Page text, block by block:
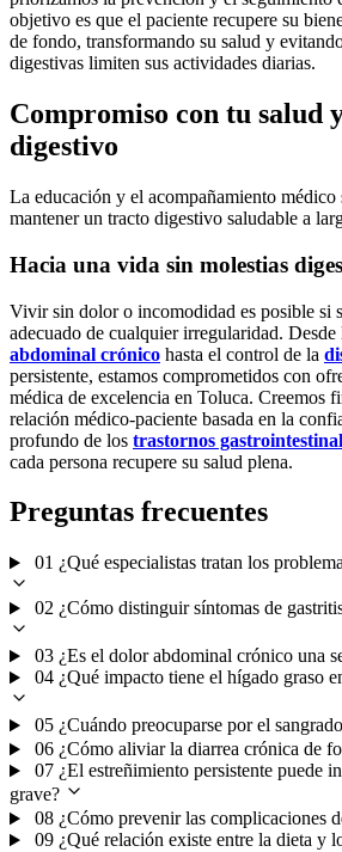
objetivo es que el paciente recupere su
de fondo, transformando su salud y
digestivas limiten sus actividades diarias.
Compromiso con tu salud
digestivo
La educación y el acompañamiento médico
mantener un tracto digestivo saludable a
Hacia una vida sin molestias
Vivir sin dolor o incomodidad es posible si
adecuado de cualquier irregularidad. Desde
abdominal crónico hasta el control de la
persistente, estamos comprometidos con
médica de excelencia en Toluca. Creemos
relación médico-paciente basada en la
profundo de los trastornos
cada persona recupere su salud plena.
Preguntas frecuentes
01 ¿Qué especialistas tratan los
02 ¿Cómo distinguir síntomas de
03 ¿Es el dolor abdominal crónico una
04 ¿Qué impacto tiene el hígado graso
05 ¿Cuándo preocuparse por el
06 ¿Cómo aliviar la diarrea crónica de
07 ¿El estreñimiento persistente puede
grave?
08 ¿Cómo prevenir las complicaciones
09 ¿Qué relación existe entre la dieta y